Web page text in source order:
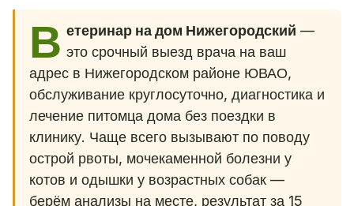
В етеринар на дом Нижегородский —
это срочный выезд врача на ваш
адрес в Нижегородском районе ЮВАО,
обслуживание круглосуточно, диагностика и
лечение питомца дома без поездки в
клинику. Чаще всего вызывают по поводу
острой рвоты, мочекаменной болезни у
котов и одышки у возрастных собак —
берём анализы на месте, результат за 15